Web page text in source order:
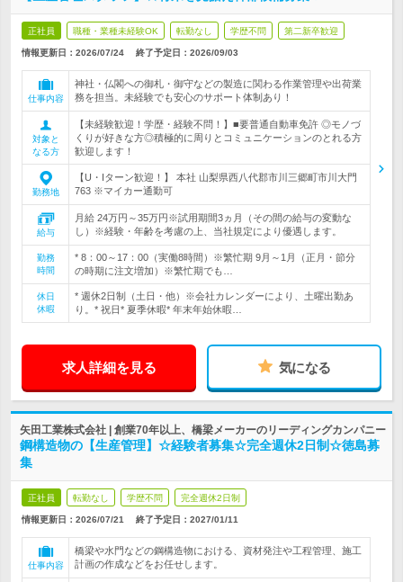
正社員 職種・業種未経験OK 転勤なし 学歴不問 第二新卒歓迎
情報更新日：2026/07/24 終了予定日： 2026/09/03
仕事内容
神社・仏閣への御札・御守などの製造に関わる作業管理や出荷業
務を担当。未経験でも安心のサポート体制あり！
対象と
なる方
【未経験歓迎！学歴・経験不問！】■要普通自動車免許 ◎モノづ
くりが好きな方◎積極的に周りとコミュニケーションのとれる方
歓迎します！
勤務地
【U・Iターン歓迎！】 本社 山梨県西八代郡市川三郷町市川大門
763 ※マイカー通勤可
給与
月給 24万円～35万円※試用期間3ヵ月（その間の給与の変動な
し）※経験・年齢を考慮の上、当社規定により優遇します。
勤務
時間
* 8：00～17：00（実働8時間）※繁忙期 9月～1月（正月・節分
の時期に注文増加）※繁忙期でも…
休日
休暇
* 週休2日制（土日・他）※会社カレンダーにより、土曜出勤あ
り。* 祝日* 夏季休暇* 年末年始休暇…
求人詳細を見る 気になる
矢田工業株式会社 | 創業70年以上、橋梁メーカーのリーディングカンパニー
鋼構造物の【生産管理】☆経験者募集☆完全週休2日制☆徳島募
集
正社員 転勤なし 学歴不問 完全週休2日制
情報更新日：2026/07/21 終了予定日： 2027/01/11
仕事内容
橋梁や水門などの鋼構造物における、資材発注や工程管理、施工
計画の作成などをお任せします。